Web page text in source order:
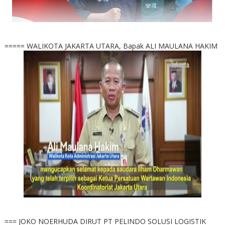
===== WALIKOTA JAKARTA UTARA, Bapak ALI MAULANA HAKIM
=== JOKO NOERHUDA DIRUT PT PELINDO SOLUSI LOGISTIK